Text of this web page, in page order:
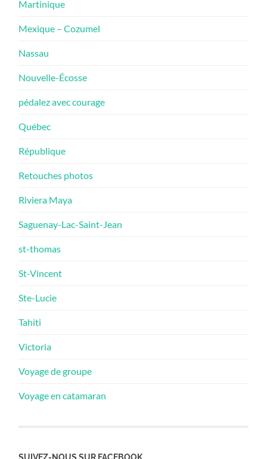
Martinique
Mexique – Cozumel
Nassau
Nouvelle-Écosse
pédalez avec courage
Québec
République
Retouches photos
Riviera Maya
Saguenay-Lac-Saint-Jean
st-thomas
St-Vincent
Ste-Lucie
Tahiti
Victoria
Voyage de groupe
Voyage en catamaran
SUIVEZ-NOUS SUR FACEBOOK